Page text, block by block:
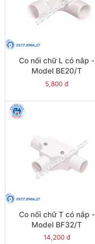
Co nối chữ L có nắp -
Model BE20/T
5,800 đ
Co nối chữ T có nắp -
Model BF32/T
14,200 đ